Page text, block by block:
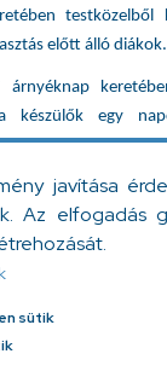
javítása
Az elfogadás
sütik
előtt álló diákok.
árnyéknap
készülők egy
dolgozó
között.
részvétel
kötött.